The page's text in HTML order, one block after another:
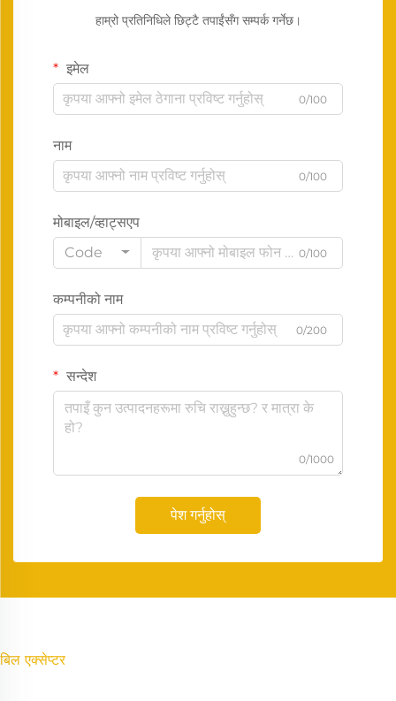
हाम्रो प्रतिनिधिले छिट्टै तपाईंसँग सम्पर्क गर्नेछ।
इमेल
0/100
नाम
0/100
मोबाइल/व्हाट्सएप
Code
0/100
कम्पनीको नाम
0/200
सन्देश
0/1000
पेश गर्नुहोस्
बिल एक्सेप्टर